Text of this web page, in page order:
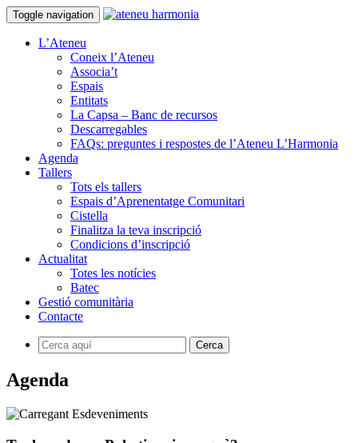
Toggle navigation
L’Ateneu
Coneix l’Ateneu
Associa’t
Espais
Entitats
La Capsa – Banc de recursos
Descarregables
FAQs: preguntes i respostes de l’Ateneu L’Harmonia
Agenda
Tallers
Tots els tallers
Espais d’Aprenentatge Comunitari
Cistella
Finalitza la teva inscripció
Condicions d’inscripció
Actualitat
Totes les notícies
Batec
Gestió comunitària
Contacte
Agenda